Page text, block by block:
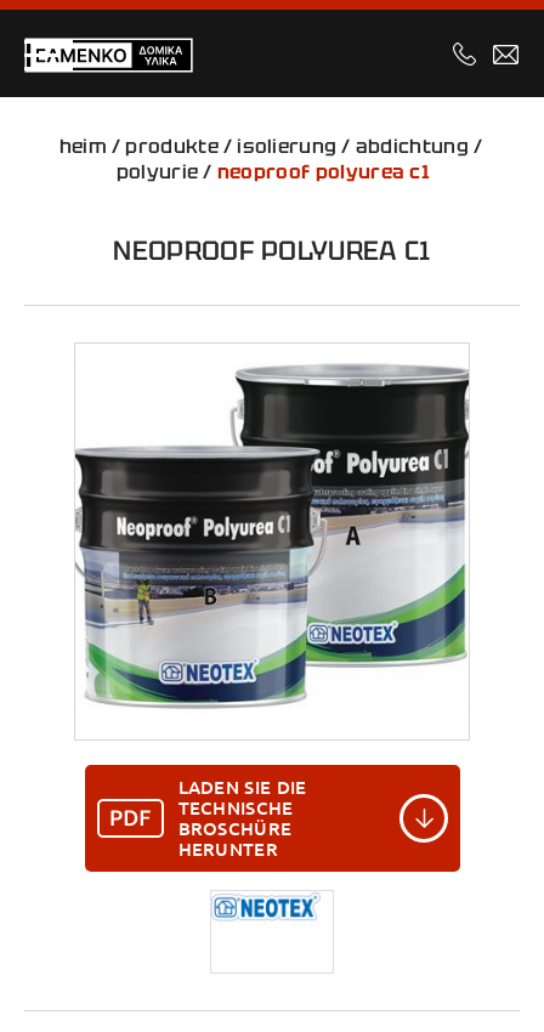
heim / produkte/ isolierung / abdichtung /
polyurie / neoproof polyurea c1
NEOPROOF POLYUREA C1
LADEN SIE DIE
TECHNISCHE
BROSCHÜRE
HERUNTER